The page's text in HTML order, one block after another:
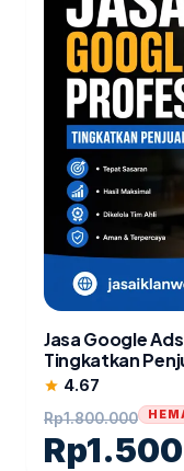
Jasa Google
Tingkatkan
star 4.67
Rp1.800.000
Rp